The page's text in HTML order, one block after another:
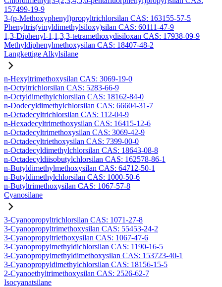
157499-19-9
3-(p-Methoxyphenyl)propyltrichlorsilan CAS: 163155-57-5
Phenyltris(vinyldimethylsiloxy)silan CAS: 60111-47-9
1,3-Diphenyl-1,1,3,3-tetramethoxydisiloxan CAS: 17938-09-9
Methyldiphenylmethoxysilan CAS: 18407-48-2
Langkettige Alkylsilane
n-Hexyltrimethoxysilan CAS: 3069-19-0
n-Octyltrichlorsilan CAS: 5283-66-9
n-Octyldimethylchlorsilan CAS: 18162-84-0
n-Dodecyldimethylchlorsilan CAS: 66604-31-7
n-Octadecyltrichlorsilan CAS: 112-04-9
n-Hexadecyltrimethoxysilan CAS: 16415-12-6
n-Octadecyltrimethoxysilan CAS: 3069-42-9
n-Octadecyltriethoxysilan CAS: 7399-00-0
n-Octadecyldimethylchlorsilan CAS: 18643-08-8
n-Octadecyldiisobutylchlorsilan CAS: 162578-86-1
n-Butyldimethylmethoxysilan CAS: 64712-50-1
n-Butyldimethylchlorsilan CAS: 1000-50-6
n-Butyltrimethoxysilan CAS: 1067-57-8
Cyanosilane
3-Cyanopropyltrichlorsilan CAS: 1071-27-8
3-Cyanopropyltrimethoxysilan CAS: 55453-24-2
3-Cyanopropyltriethoxysilan CAS: 1067-47-6
3-Cyanopropylmethyldichlorsilan CAS: 1190-16-5
3-Cyanopropylmethyldimethoxysilan CAS: 153723-40-1
3-Cyanopropyldimethylchlorsilan CAS: 18156-15-5
2-Cyanoethyltrimethoxysilan CAS: 2526-62-7
Isocyanatsilane